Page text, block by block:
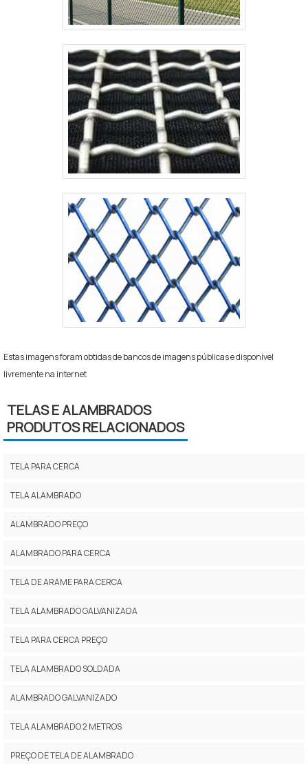
Estas imagens foram obtidas de bancos de imagens públicas e disponível
livremente na internet
TELAS E ALAMBRADOS
PRODUTOS RELACIONADOS
TELA PARA CERCA
TELA ALAMBRADO
ALAMBRADO PREÇO
ALAMBRADO PARA CERCA
TELA DE ARAME PARA CERCA
TELA ALAMBRADO GALVANIZADA
TELA PARA CERCA PREÇO
TELA ALAMBRADO SOLDADA
ALAMBRADO GALVANIZADO
TELA ALAMBRADO 2 METROS
PREÇO DE TELA DE ALAMBRADO